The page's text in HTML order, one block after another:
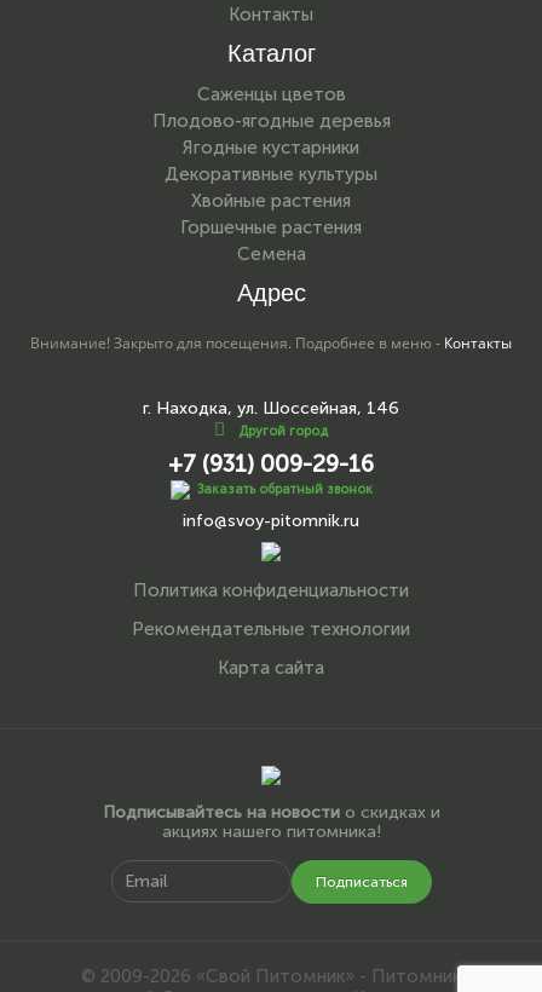
Контакты
Каталог
Саженцы цветов
Плодово-ягодные деревья
Ягодные кустарники
Декоративные культуры
Хвойные растения
Горшечные растения
Семена
Адрес
Внимание! Закрыто для посещения. Подробнее в меню - Контакты
г. Находка, ул. Шоссейная, 146
Другой город
+7 (931) 009-29-16
Заказать обратный звонок
info@svoy-pitomnik.ru
Политика конфиденциальности
Рекомендательные технологии
Карта сайта
Подписывайтесь на новостио скидках и
акциях нашего питомника!
Подписаться
© 2009-2026 «Свой Питомник» - Питомник